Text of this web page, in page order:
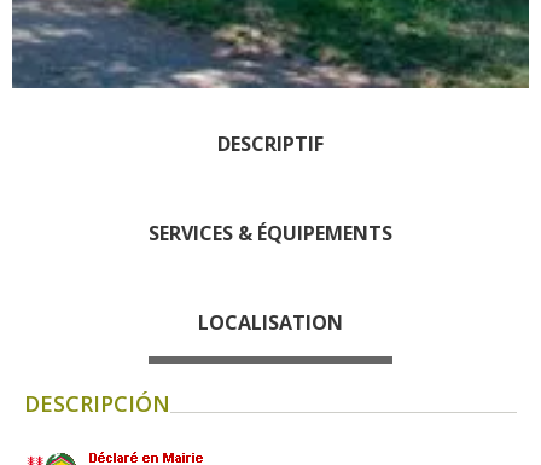
Rouquier en Goutrens
« Nuestros campos antes »
La Palairie en Goutrens
La gastronomía
Las ferias y mercados
Descubrimiento del terruño
Recetas y productos locales
DESCRIPTIF
SERVICES & ÉQUIPEMENTS
LOCALISATION
DESCRIPCIÓN